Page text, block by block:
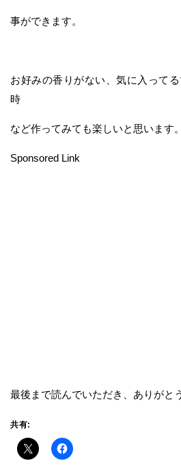
事ができます。
お好みの香りがない、気に入って
時
など作ってみても楽しいと思います。
Sponsored Link
最後まで読んでいただき、ありがと
共有: